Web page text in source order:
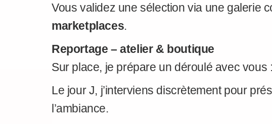
Vous validez une sélection via une galerie
marketplaces.
Reportage – atelier & boutique
Sur place, je prépare un déroulé avec
Le jour J, j’interviens discrètement pour
l’ambiance.